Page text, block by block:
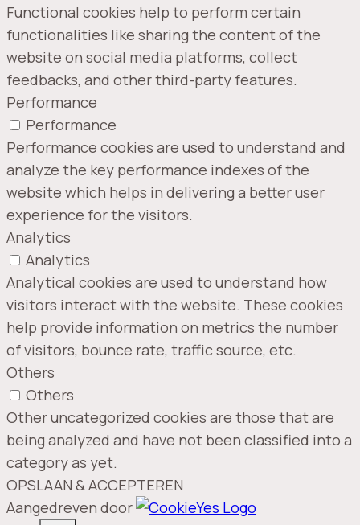
Functional cookies help to perform certain
functionalities like sharing the content of the
website on social media platforms, collect
feedbacks, and other third-party features.
Performance
Performance
Performance cookies are used to understand and
analyze the key performance indexes of the
website which helps in delivering a better user
experience for the visitors.
Analytics
Analytics
Analytical cookies are used to understand how
visitors interact with the website. These cookies
help provide information on metrics the number
of visitors, bounce rate, traffic source, etc.
Others
Others
Other uncategorized cookies are those that are
being analyzed and have not been classified into a
category as yet.
OPSLAAN & ACCEPTEREN
Aangedreven door